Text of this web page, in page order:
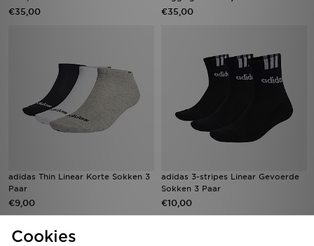
€35,00 €35,00
adidas Thin Linear Korte Sokken 3
Paar
€9,00
adidas 3-stripes Linear Gevoerde
Sokken 3 Paar
€10,00
Cookies